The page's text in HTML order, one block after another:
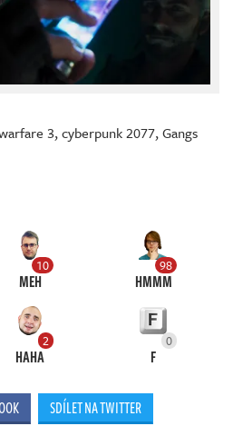
3,cyberpunk 2077,Gangs
10
MEH
98
HMMM
2
HAHA
0
F
SDÍLET NA TWITTER